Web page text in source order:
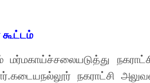
.கடையநல்லூர் நகராட்சி